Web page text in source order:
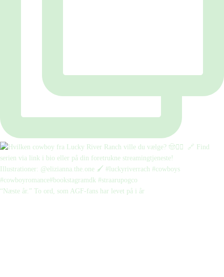
“Næste år.” To ord, som AGF-fans har levet på i år